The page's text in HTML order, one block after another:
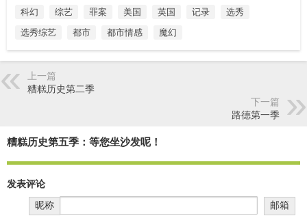
科幻
综艺 罪案 美国 英国 记录
选秀
选秀综艺
都市 都市情感 魔幻
上一篇
糟糕历史第二季
下一篇
路德第一季
糟糕历史第五季：等您坐沙发呢！
发表评论
昵称
邮箱